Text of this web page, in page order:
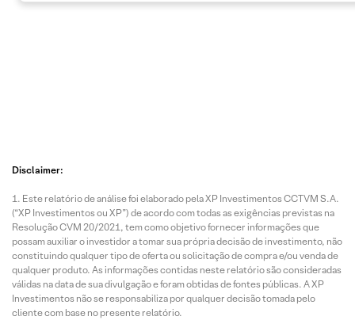
Disclaimer:
Este relatório de análise foi elaborado pela XP Investimentos CCTVM S.A.
(“XP Investimentos ou XP”) de acordo com todas as exigências previstas na
Resolução CVM 20/2021, tem como objetivo fornecer informações que
possam auxiliar o investidor a tomar sua própria decisão de investimento, não
constituindo qualquer tipo de oferta ou solicitação de compra e/ou venda de
qualquer produto. As informações contidas neste relatório são consideradas
válidas na data de sua divulgação e foram obtidas de fontes públicas. A XP
Investimentos não se responsabiliza por qualquer decisão tomada pelo
cliente com base no presente relatório.